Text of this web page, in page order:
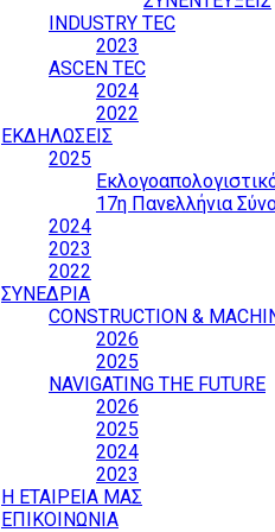
INDUSTRY TEC
2023
ASCEN TEC
2024
2022
ΕΚΔΗΛΩΣΕΙΣ
2025
17η Πανελλήνια
2024
2023
2022
ΣΥΝΕΔΡΙΑ
CONSTRUCTION &
2026
2025
NAVIGATING THE FUTURE
2026
2025
2024
2023
Η ΕΤΑΙΡΕΙΑ ΜΑΣ
ΕΠΙΚΟΙΝΩΝΙΑ